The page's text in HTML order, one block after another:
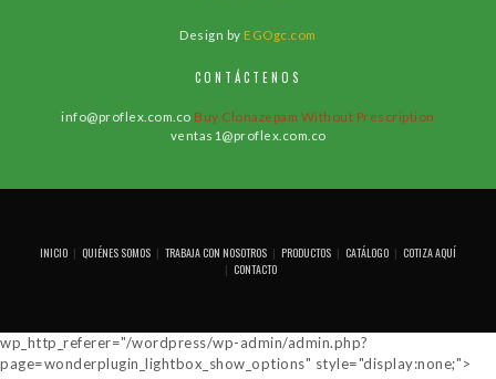
Design by EGOgc.com
CONTÁCTENOS
info@proflex.com.co Buy Clonazepam Without Prescription
ventas1@proflex.com.co
INICIO QUIÉNES SOMOS TRABAJA CON NOSOTROS PRODUCTOS CATÁLOGO
COTIZA AQUÍ
CONTACTO
wp_http_referer="/wordpress/wp-admin/admin.php?
page=wonderplugin_lightbox_show_options" style="display:none;">